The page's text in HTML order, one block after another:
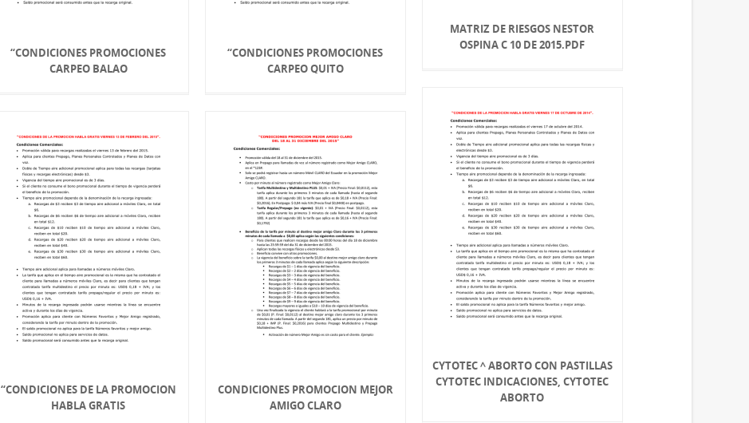
“CONDICIONES PROMOCIONES
CARPEO BALAO
“CONDICIONES PROMOCIONES
CARPEO QUITO
MATRIZ DE RIESGOS NESTOR
OSPINA C 10 DE 2015.PDF
CYTOTEC ^ ABORTO CON PASTILLAS
CYTOTEC INDICACIONES, CYTOTEC
ABORTO
“CONDICIONES DE LA PROMOCION
HABLA GRATIS
CONDICIONES PROMOCION MEJOR
AMIGO CLARO